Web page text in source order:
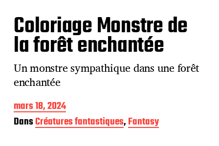
Coloriage Monstre de
la forêt enchantée
Un monstre sympathique dans une forêt
enchantée
D
a
t
mars 18, 2024
DansCréatures fantastiques,Fantasy